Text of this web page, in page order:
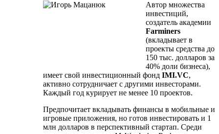
Автор множества
инвестиций,
создатель академии
Farminers
(вкладывает в
проекты средства до
150 тыс. долларов за
40% доли бизнеса),
имеет свой инвестиционный фонд IMI.VC,
активно сотрудничает с другими инвесторами.
Каждый год курирует не менее 10 проектов.
Предпочитает вкладывать финансы в мобильные и
игровые приложения, но готов инвестировать и 1
млн долларов в перспективный стартап. Среди